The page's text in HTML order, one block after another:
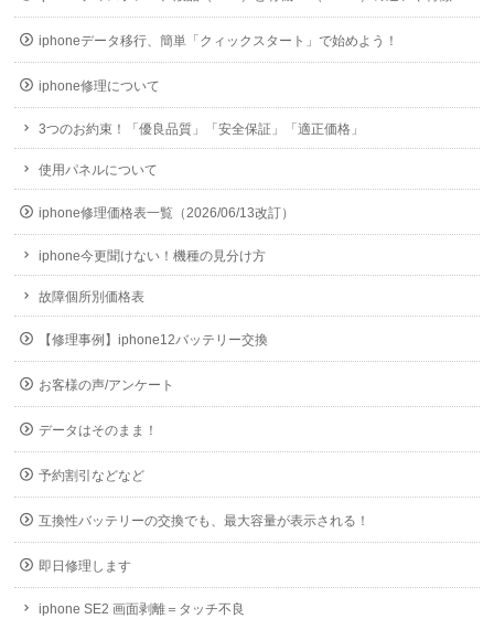
iphoneデータ移行、簡単「クィックスタート」で始めよう！
iphone修理について
3つのお約束！「優良品質」「安全保証」「適正価格」
使用パネルについて
iphone修理価格表一覧（2026/06/13改訂）
iphone今更聞けない！機種の見分け方
故障個所別価格表
【修理事例】iphone12バッテリー交換
お客様の声/アンケート
データはそのまま！
予約割引などなど
互換性バッテリーの交換でも、最大容量が表示される！
即日修理します
iphone SE2 画面剥離＝タッチ不良